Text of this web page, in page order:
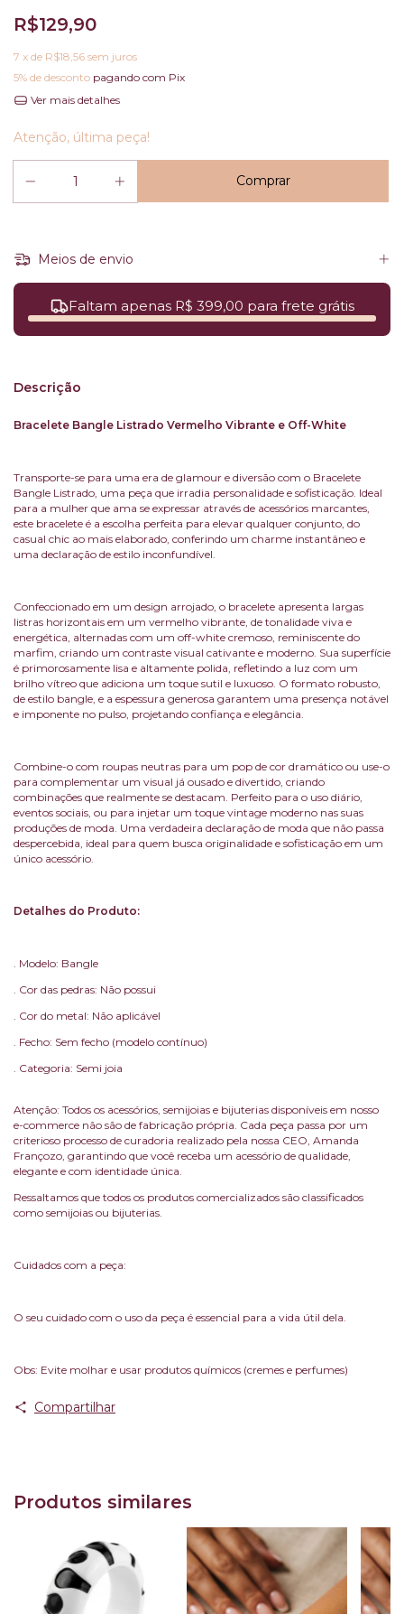
R$129,90
7 x de R$18,56 sem juros
5% de desconto pagando com Pix
Ver mais detalhes
Atenção, última peça!
Meios de envio
Faltam apenas R$ 399,00 para frete grátis
Descrição
Bracelete Bangle Listrado Vermelho Vibrante e Off-White
Transporte-se para uma era de glamour e diversão com o Bracelete
Bangle Listrado, uma peça que irradia personalidade e sofisticação. Ideal
para a mulher que ama se expressar através de acessórios marcantes,
este bracelete é a escolha perfeita para elevar qualquer conjunto, do
casual chic ao mais elaborado, conferindo um charme instantâneo e
uma declaração de estilo inconfundível.
Confeccionado em um design arrojado, o bracelete apresenta largas
listras horizontais em um vermelho vibrante, de tonalidade viva e
energética, alternadas com um off-white cremoso, reminiscente do
marfim, criando um contraste visual cativante e moderno. Sua superfície
é primorosamente lisa e altamente polida, refletindo a luz com um
brilho vítreo que adiciona um toque sutil e luxuoso. O formato robusto,
de estilo bangle, e a espessura generosa garantem uma presença notável
e imponente no pulso, projetando confiança e elegância.
Combine-o com roupas neutras para um pop de cor dramático ou use-o
para complementar um visual já ousado e divertido, criando
combinações que realmente se destacam. Perfeito para o uso diário,
eventos sociais, ou para injetar um toque vintage moderno nas suas
produções de moda. Uma verdadeira declaração de moda que não passa
despercebida, ideal para quem busca originalidade e sofisticação em um
único acessório.
Detalhes do Produto:
. Modelo: Bangle
. Cor das pedras: Não possui
. Cor do metal: Não aplicável
. Fecho: Sem fecho (modelo contínuo)
. Categoria: Semi joia
Atenção: Todos os acessórios, semijoias e bijuterias disponíveis em nosso
e-commerce não são de fabricação própria. Cada peça passa por um
criterioso processo de curadoria realizado pela nossa CEO, Amanda
Françozo, garantindo que você receba um acessório de qualidade,
elegante e com identidade única.
Ressaltamos que todos os produtos comercializados são classificados
como semijoias ou bijuterias.
Cuidados com a peça:
O seu cuidado com o uso da peça é essencial para a vida útil dela.
Obs: Evite molhar e usar produtos químicos (cremes e perfumes)
Compartilhar
Produtos similares